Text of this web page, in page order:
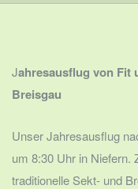
Jahresausflug von Fit
Breisgau
Unser Jahresausflug
um 8:30 Uhr in Niefern.
traditionelle Sekt- und